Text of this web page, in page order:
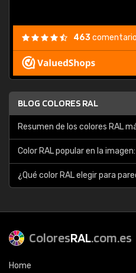
463
BLOG COLORES RAL
Resumen de los colores RAL
Color RAL popular en la
¿Qué color RAL elegir para
ColoresRAL.com.es
Home